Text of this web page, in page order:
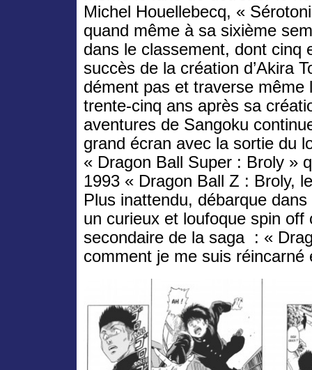
Michel Houellebecq, «
quand même à sa sixième
dans le classement, dont cinq
succès de la création d’Akira
dément pas et traverse même
trente-cinq ans après sa
aventures de Sangoku
grand écran avec la sortie du
« Dragon Ball Super : Broly »
1993 « Dragon Ball Z : Broly,
Plus inattendu, débarque
un curieux et loufoque spin off
secondaire de la saga : «
comment je me suis réincarné